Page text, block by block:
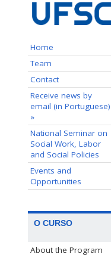
Home
Team
Contact
Receive news by
email (in Portuguese)
»
National Seminar on
Social Work, Labor
and Social Policies
Events and
Opportunities
O CURSO
About the Program